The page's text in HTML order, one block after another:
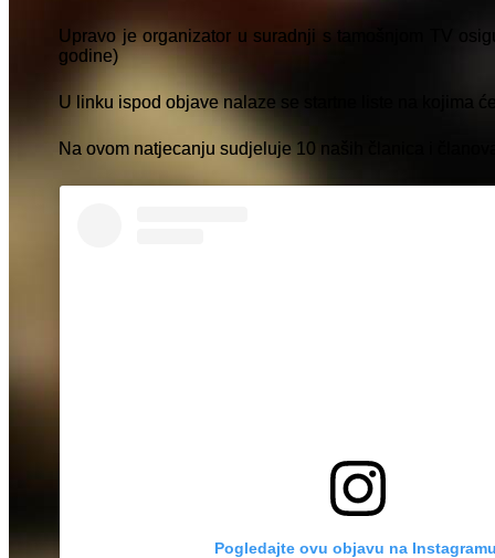
Upravo je organizator u suradnji s tamošnjom TV
godine)
U linku ispod objave nalaze se startne liste na kojima
Na ovom natjecanju sudjeluje 10 naših članica i
Pogledajte ovu objavu na